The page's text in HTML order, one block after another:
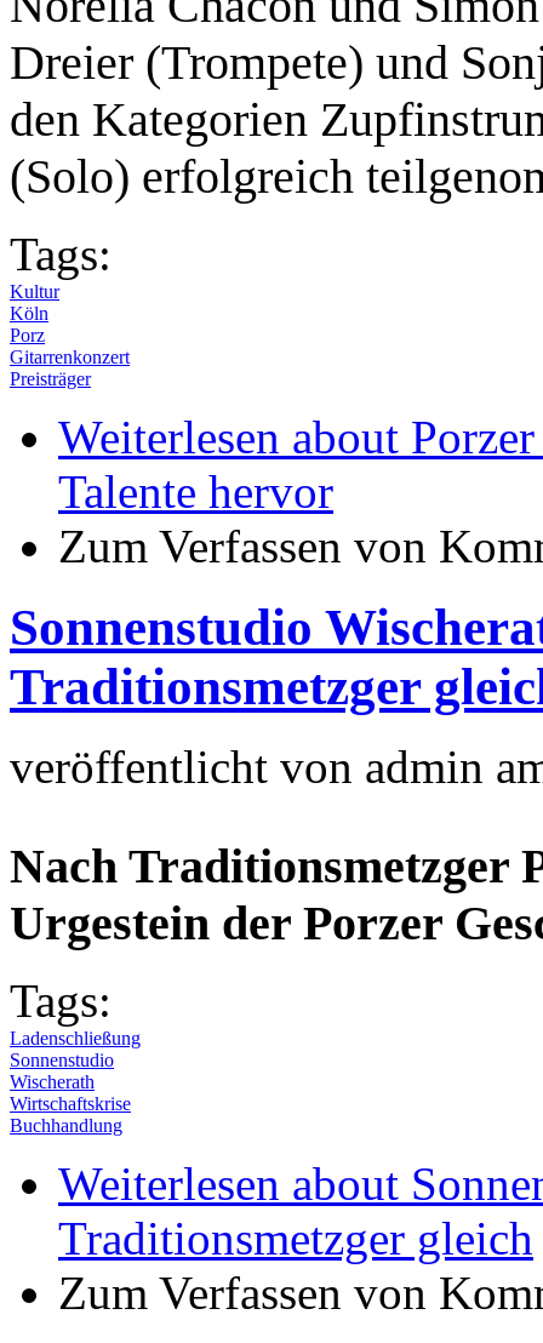
Dreier (Trompete) und
den Kategorien
(Solo) erfolgreich
Tags:
Kultur
Köln
Porz
Gitarrenkonzert
Preisträger
Weiterlesen about
Talente hervor
Zum Verfassen von
Sonnenstudio
Traditionsmetzger
veröffentlicht von admin
Nach Traditionsmetzger
Urgestein der Porzer
Tags:
Ladenschließung
Sonnenstudio
Wischerath
Wirtschaftskrise
Buchhandlung
Weiterlesen about
Traditionsmetzger gleich
Zum Verfassen von